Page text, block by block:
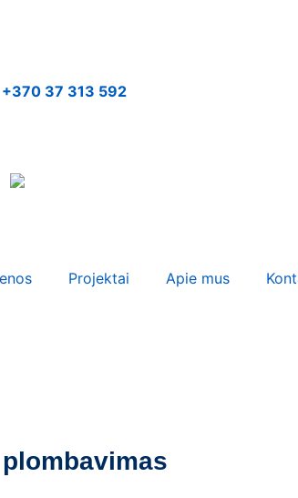
+370 37 313 592
Projektai Apie mus